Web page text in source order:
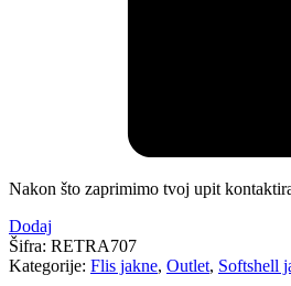
Nakon što zaprimimo tvoj upit
Dodaj
Šifra: RETRA707
Kategorije: Flis jakne, Outlet, Softshell